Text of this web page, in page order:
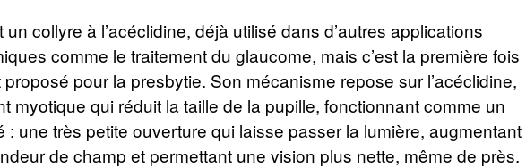
un collyre à l’acéclidine, déjà utilisé dans d’autres applications
comme le traitement du glaucome, mais c’est la première fois
proposé pour la presbytie. Son mécanisme repose sur l’acéclidine,
myotique qui réduit la taille de la pupille, fonctionnant comme un
: une très petite ouverture qui laisse passer la lumière, augmentant
de champ et permettant une vision plus nette, même de près.